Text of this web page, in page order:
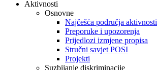
Aktivnosti
Osnovne
Najčešća područja aktivnosti
Preporuke i upozorenja
Prijedlozi izmjene propisa
Stručni savjet POSI
Projekti
Suzbijanje diskriminacije